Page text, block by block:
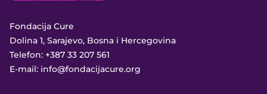
Fondacija Cure
Dolina 1, Sarajevo, Bosna i Hercegovina
Telefon: +387 33 207 561
E-mail: info@fondacijacure.org